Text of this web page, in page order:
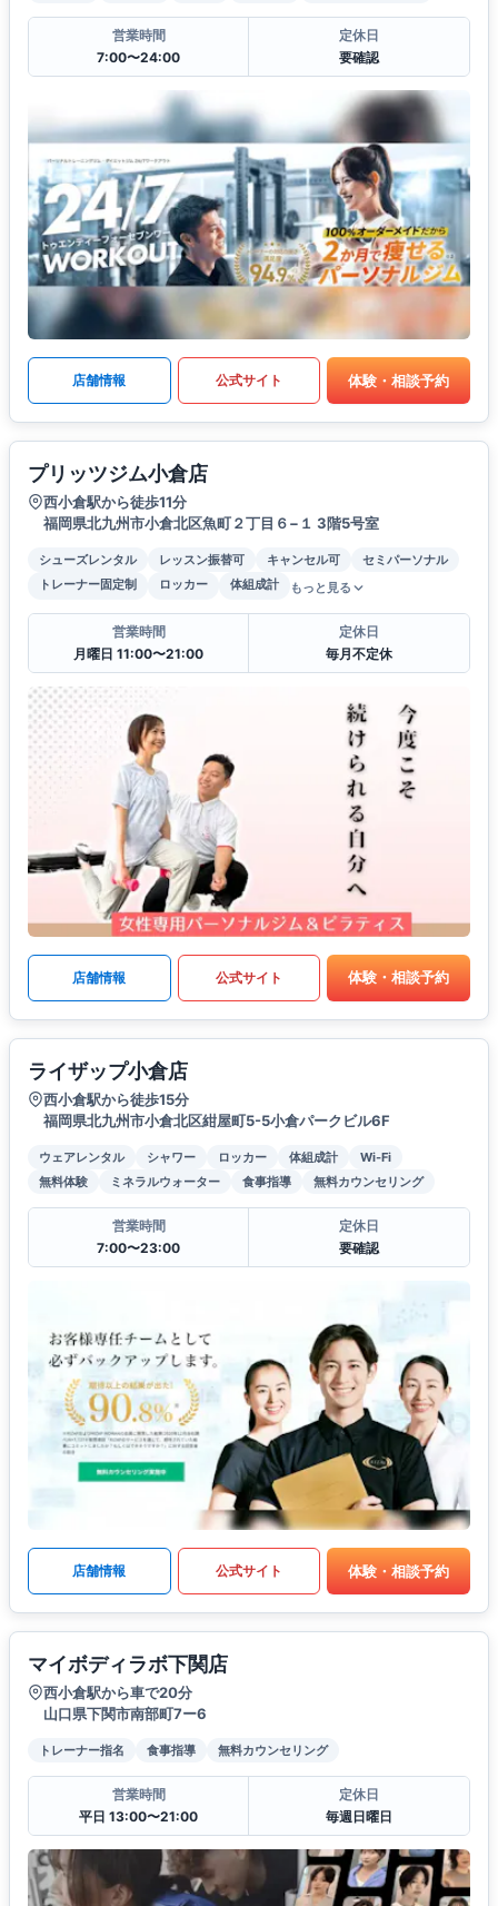
営業時間
7:00〜24:00
定休日
要確認
店舗情報 公式サイト 体験・相談予約
プリッツジム小倉店
西小倉駅から徒歩11分
福岡県北九州市小倉北区魚町２丁目６−１ 3階5号室
シューズレンタル レッスン振替可 キャンセル可
セミパーソナル
トレーナー固定制
ロッカー 体組成計 もっと見る
営業時間
月曜日 11:00〜21:00
定休日
毎月不定休
店舗情報 公式サイト 体験・相談予約
ライザップ小倉店
西小倉駅から徒歩15分
福岡県北九州市小倉北区紺屋町5-5小倉パークビル6F
ウェアレンタル シャワー ロッカー 体組成計
Wi-Fi
無料体験
ミネラルウォーター 食事指導 無料カウンセリング
営業時間
7:00〜23:00
定休日
要確認
店舗情報 公式サイト 体験・相談予約
マイボディラボ下関店
西小倉駅から車で20分
山口県下関市南部町7ー6
トレーナー指名 食事指導 無料カウンセリング
営業時間
平日 13:00〜21:00
定休日
毎週日曜日